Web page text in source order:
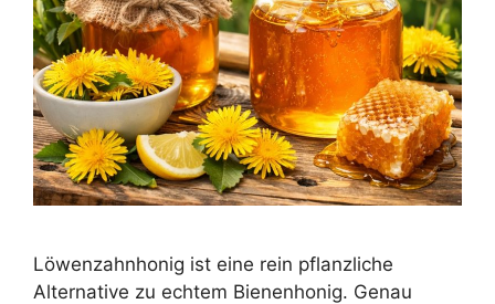
Löwenzahnhonig ist eine rein pflanzliche
Alternative zu echtem Bienenhonig. Genau